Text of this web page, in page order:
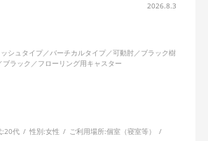
2026.8.3
シュタイプ／バーチカルタイプ／可動肘／ブラック樹
ラック／フローリング用キャスター
:20代 性別:女性 ご利用場所:個室（寝室等）